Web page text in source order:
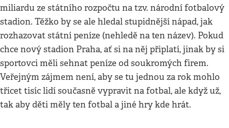
miliardu ze státního rozpočtu na tzv. národní fotbalový
stadion. Těžko by se ale hledal stupidnější nápad, jak
rozhazovat státní peníze (nehledě na ten název). Pokud
chce nový stadion Praha, ať si na něj připlatí, jinak by si
sportovci měli sehnat peníze od soukromých firem.
Veřejným zájmem není, aby se tu jednou za rok mohlo
třicet tisíc lidí současně vypravit na fotbal, ale když už,
tak aby děti měly ten fotbal a jiné hry kde hrát.